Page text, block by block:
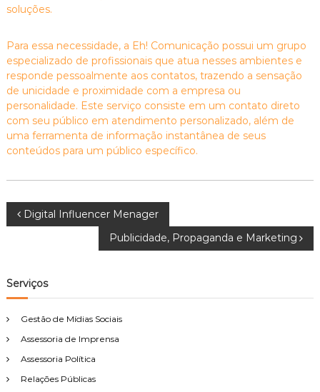
soluções.
Para essa necessidade, a Eh! Comunicação possui um grupo
especializado de profissionais que atua nesses ambientes e
responde pessoalmente aos contatos, trazendo a sensação
de unicidade e proximidade com a empresa ou
personalidade. Este serviço consiste em um contato direto
com seu público em atendimento personalizado, além de
uma ferramenta de informação instantânea de seus
conteúdos para um público específico.
N
v
e
g
a
Digital Influencer Menager
Publicidade, Propaganda e Marketing
Serviços
Gestão de Mídias Sociais
Assessoria de Imprensa
Assessoria Política
Relações Públicas